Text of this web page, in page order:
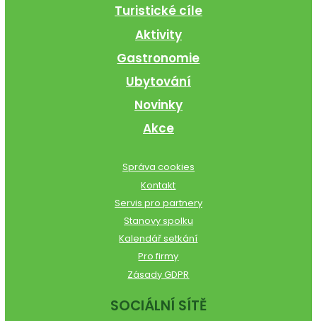
Turistické cíle
Aktivity
Gastronomie
Ubytování
Novinky
Akce
Správa cookies
Kontakt
Servis pro partnery
Stanovy spolku
Kalendář setkání
Pro firmy
Zásady GDPR
SOCIÁLNÍ SÍTĚ